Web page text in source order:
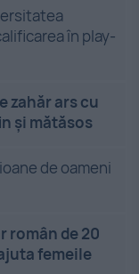
în play-
zahăr ars cu
și mătăsos
de oameni
român de 20
femeile